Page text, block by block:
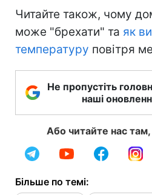
Читайте також, чому
може "брехати" та як
температуру повітря
Не пропустіть
наші
Або читайте нас
Більше по темі: